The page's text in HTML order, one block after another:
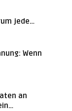
jede…
Wenn
an